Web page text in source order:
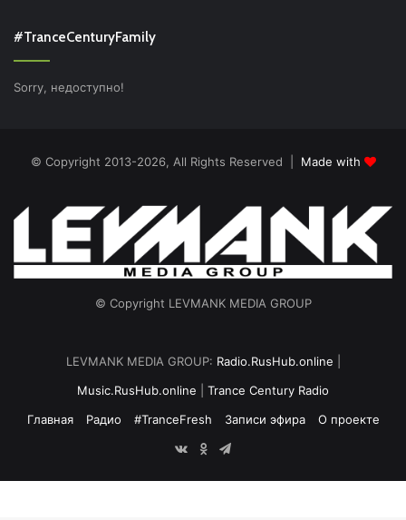
#TranceCenturyFamily
Sorry, недоступно!
© Copyright 2013-2026, All Rights Reserved | Made with
© Copyright LEVMANK MEDIA GROUP
LEVMANK MEDIA GROUP: Radio.RusHub.online
Music.RusHub.online
Trance Century Radio
Главная
Радио #TranceFresh Записи эфира
О проекте
vk.com
Odnoklassniki
Telegram